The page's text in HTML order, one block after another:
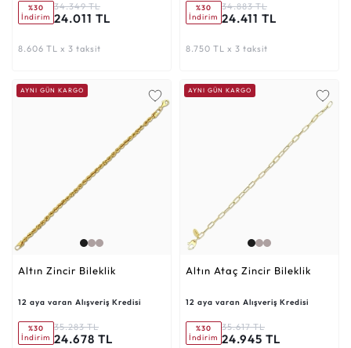
%30
İndirim
34.349 TL
24.011 TL
8.606 TL x 3 taksit
%30
İndirim
34.883 TL
24.411 TL
8.750 TL x 3 taksit
AYNI GÜN KARGO
Altın Zincir Bileklik
12 aya varan Alışveriş Kredisi
%30
İndirim
35.283 TL
24.678 TL
AYNI GÜN KARGO
Altın Ataç Zincir Bileklik
12 aya varan Alışveriş Kredisi
%30
İndirim
35.617 TL
24.945 TL